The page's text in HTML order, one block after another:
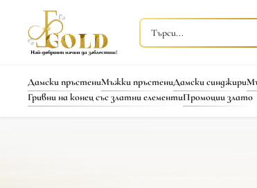
Дамски пръстениМъжки пръстениДамски синджири
Гривни на конец със златни елементиПромоции злато